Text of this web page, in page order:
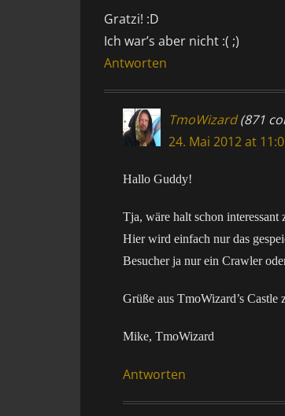
Gratzi! :D
Ich war’s aber nicht :( ;)
Antworten
TmoWizard(871
24. Mai 2012 at
Hallo Guddy!
Tja, wäre halt schon
Hier wird einfach nur das
Besucher ja nur ein Crawler
Grüße aus TmoWizard’s Castle
Mike, TmoWizard
Antworten